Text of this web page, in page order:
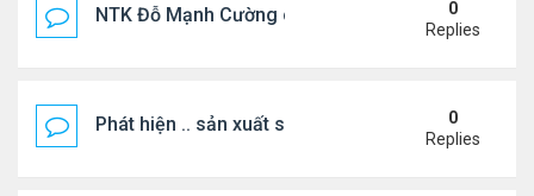
NTK Đỗ Mạnh Cường chi 100 triệu đồng thuê...
0
Replies
Phát hiện .. sản xuất sữa 'pha bột giặt'
0
Replies